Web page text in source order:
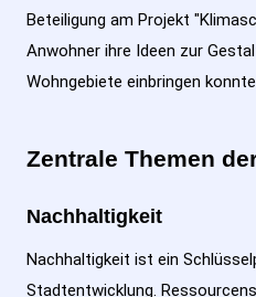
Beteiligung am Projekt
Anwohner ihre Ideen zur
Wohngebiete einbringen
Zentrale Themen
Nachhaltigkeit
Nachhaltigkeit ist ein
Stadtentwicklung.